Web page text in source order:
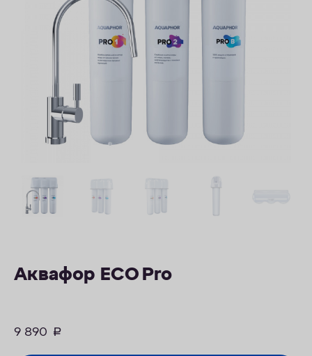
ДОСТАВКА
КОНТАКТЫ
Аквафор ECO Pro
9 890 руб.